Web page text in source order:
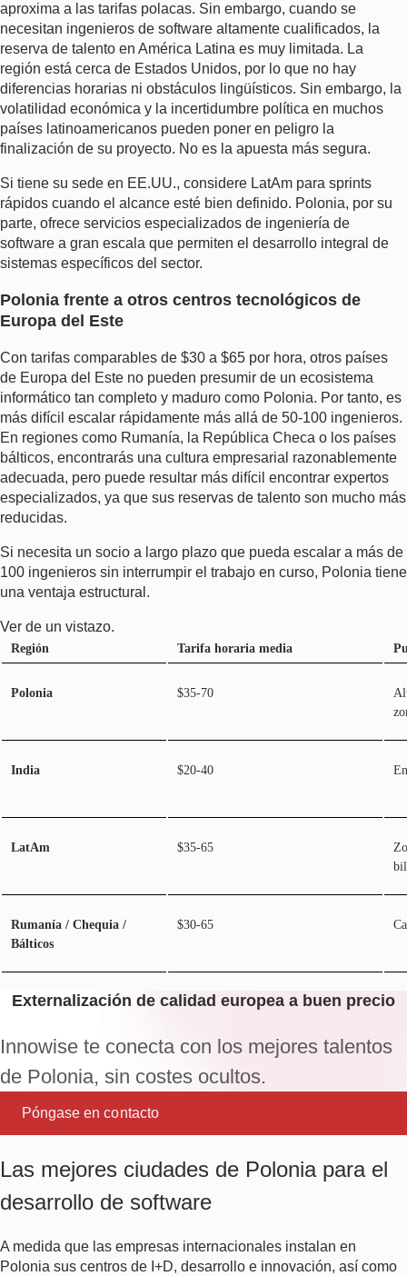
aproxima a las tarifas polacas. Sin embargo, cuando se
necesitan ingenieros de software altamente cualificados, la
reserva de talento en América Latina es muy limitada. La
región está cerca de Estados Unidos, por lo que no hay
diferencias horarias ni obstáculos lingüísticos. Sin embargo, la
volatilidad económica y la incertidumbre política en muchos
países latinoamericanos pueden poner en peligro la
finalización de su proyecto. No es la apuesta más segura.
Si tiene su sede en EE.UU., considere LatAm para sprints
rápidos cuando el alcance esté bien definido. Polonia, por su
parte, ofrece servicios especializados de ingeniería de
software a gran escala que permiten el desarrollo integral de
sistemas específicos del sector.
Polonia frente a otros centros tecnológicos de
Europa del Este
Con tarifas comparables de $30 a $65 por hora, otros países
de Europa del Este no pueden presumir de un ecosistema
informático tan completo y maduro como Polonia. Por tanto, es
más difícil escalar rápidamente más allá de 50-100 ingenieros.
En regiones como Rumanía, la República Checa o los países
bálticos, encontrarás una cultura empresarial razonablemente
adecuada, pero puede resultar más difícil encontrar expertos
especializados, ya que sus reservas de talento son mucho más
reducidas.
Si necesita un socio a largo plazo que pueda escalar a más de
100 ingenieros sin interrumpir el trabajo en curso, Polonia tiene
una ventaja estructural.
Ver de un vistazo.
Región Tarifa horaria media
Polonia $35-70
India $20-40
LatAm $35-65
Rumanía / Chequia /
Bálticos
$30-65
Externalización de calidad europea a buen precio
Innowise te conecta con los mejores talentos
de Polonia, sin costes ocultos.
Póngase en contacto
Las mejores ciudades de Polonia para el
desarrollo de software
A medida que las empresas internacionales instalan en
Polonia sus centros de I+D, desarrollo e innovación, así como